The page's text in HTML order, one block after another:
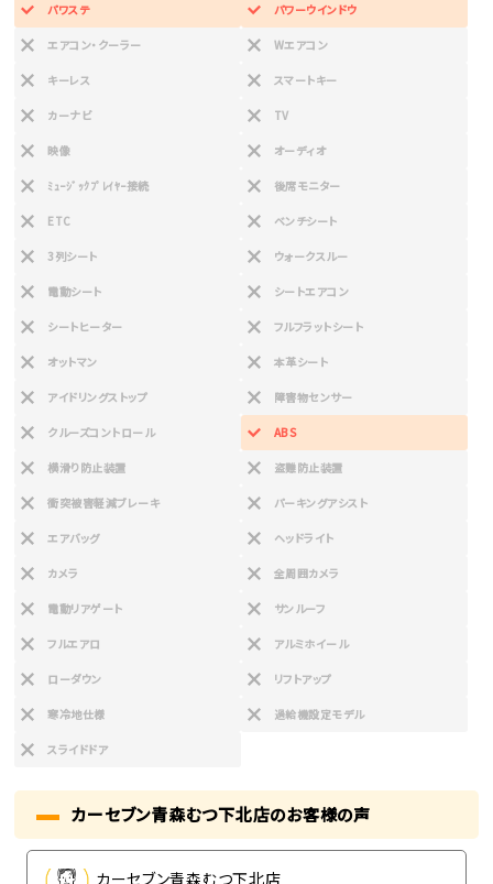
パワステ パワーウインドウ
エアコン・クーラー Wエアコン
キーレス スマートキー
カーナビ TV
映像 オーディオ
ﾐｭｰｼﾞｯｸﾌﾟﾚｲﾔｰ接続 後席モニター
ETC ベンチシート
3列シート ウォークスルー
電動シート シートエアコン
シートヒーター フルフラットシート
オットマン 本革シート
アイドリングストップ 障害物センサー
クルーズコントロール ABS
横滑り防止装置 盗難防止装置
衝突被害軽減ブレーキ パーキングアシスト
エアバッグ ヘッドライト
カメラ 全周囲カメラ
電動リアゲート サンルーフ
フルエアロ アルミホイール
ローダウン リフトアップ
寒冷地仕様 過給機設定モデル
スライドドア
カーセブン青森むつ下北店のお客様の声
カーセブン青森むつ下北店